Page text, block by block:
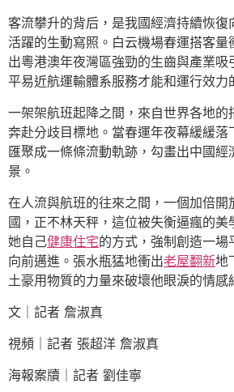
客流攀升的背后，是我國經濟持續恢復
活躍的生動寫照。白云機場春運搭客量
出粵港澳年夜灣區強勁的生齒與產業吸
平易近航運輸體系服務才能和運行效力
一架架航班起降之間，來自世界各地的
奔赴分歧目標地。當春運年夜幕緩緩落
匯聚成一條條流動軌跡，勾畫出中國經
景。
在人流與航班的往來之間，一個加倍開
國，正不林天秤，這位被失衡逼瘋的美
她自己健康住宅的方式，強制創造一
向前邁進。張水瓶猛地衝出老屋翻新地
土豪用物質的力量來破壞他眼淚的情感
文｜記者 詹淑真
視頻｜記者 張超洋 詹淑真
海報案牘｜記者 劉佳寧